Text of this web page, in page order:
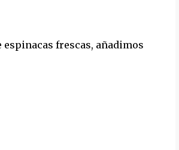
frescas, añadimos